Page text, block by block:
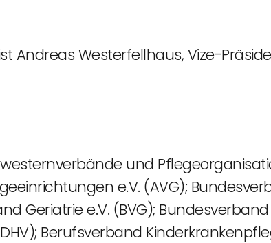
Andreas Westerfellhaus, Vize-
und
e.V. (AVG);
Geriatrie e.V. (BVG);
Berufsverband